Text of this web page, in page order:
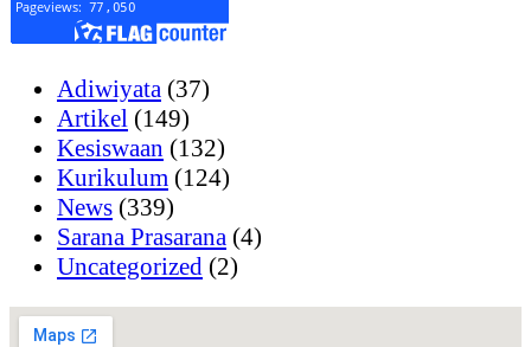
Adiwiyata (37)
Artikel (149)
Kesiswaan (132)
Kurikulum (124)
News (339)
Sarana Prasarana (4)
Uncategorized (2)